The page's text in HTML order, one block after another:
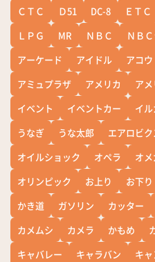
ＣＴＣ
Ｄ51 DC-8 ＥＴＣ
ＬＰＧ
MR ＮＢＣ ＮＢ
アーケード
アイドル アコウ
アミュプラザ
アメリカ ア
イベント
イベントカー イル
うなぎ
うな太郎 エアロビク
オイルショック
オペラ オ
オリンピック
お上り お下り
かき道
ガソリン カッター
カメムシ
カメラ かもめ
キャバレー
キャラバン キ